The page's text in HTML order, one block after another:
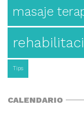
masaje
Tips
CALENDARIO